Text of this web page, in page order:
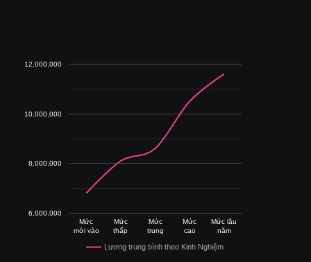
Lương trung bình theo Kinh Nghiệm
Mức
mới vào
Mức
thấp
Mức
trung
Mức
cao
Mức lâu
năm
6,000,000
8,000,000
10,000,000
12,000,000